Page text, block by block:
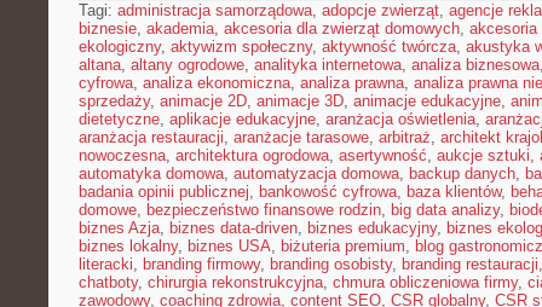
Tagi: administracja samorządowa, adopcje zwierząt, agencje
biznesie, akademia, akcesoria dla zwierząt domowych, akcesoria
ekologiczny, aktywizm społeczny, aktywność twórcza, akustyka
altana, altany ogrodowe, analityka internetowa, analiza biznesowa
cyfrowa, analiza ekonomiczna, analiza prawna, analiza prawna
sprzedaży, animacje 2D, animacje 3D, animacje edukacyjne,
dietetyczne, aplikacje edukacyjne, aranżacja oświetlenia,
aranżacja restauracji, aranżacje tarasowe, arbitraż, architekt
nowoczesna, architektura ogrodowa, asertywność, aukcje sztuki,
automatyka domowa, automatyzacja domowa, backup danych,
badania opinii publicznej, bankowość cyfrowa, baza klientów,
domowe, bezpieczeństwo finansowe rodzin, big data analizy,
biznes Azja, biznes data-driven, biznes edukacyjny, biznes
biznes lokalny, biznes USA, biżuteria premium, blog
literacki, branding firmowy, branding osobisty, branding restauracji
chatboty, chirurgia rekonstrukcyjna, chmura obliczeniowa firmy,
zawodowy, coaching zdrowia, content SEO, CSR globalny, CSR